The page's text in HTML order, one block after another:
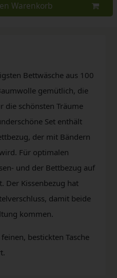
Warenkorb
Bettwäsche aus 100
gemütlich, die
die schönsten Träume
Set enthält
der mit Bändern
Für optimalen
und der Bettbezug auf
Der Kissenbezug hat
damit beide
kommen.
bestickten Tasche